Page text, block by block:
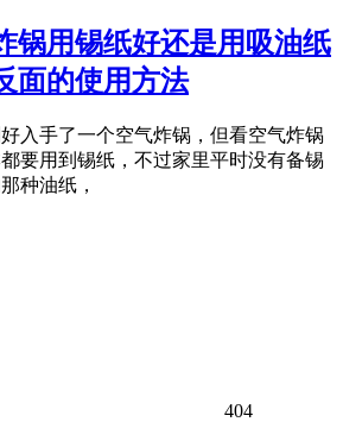
锅用锡纸好还是用吸油纸
面的使用方法
入手了一个空气炸锅，但看空气炸锅
要用到锡纸，不过家里平时没有备锡
种油纸，
404